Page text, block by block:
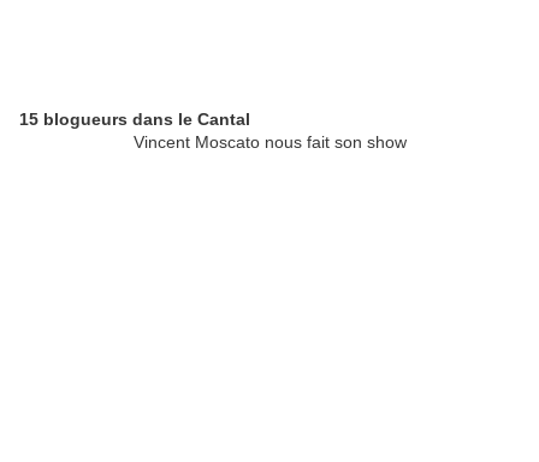
15 blogueurs dans le Cantal
Vincent Moscato nous fait son show